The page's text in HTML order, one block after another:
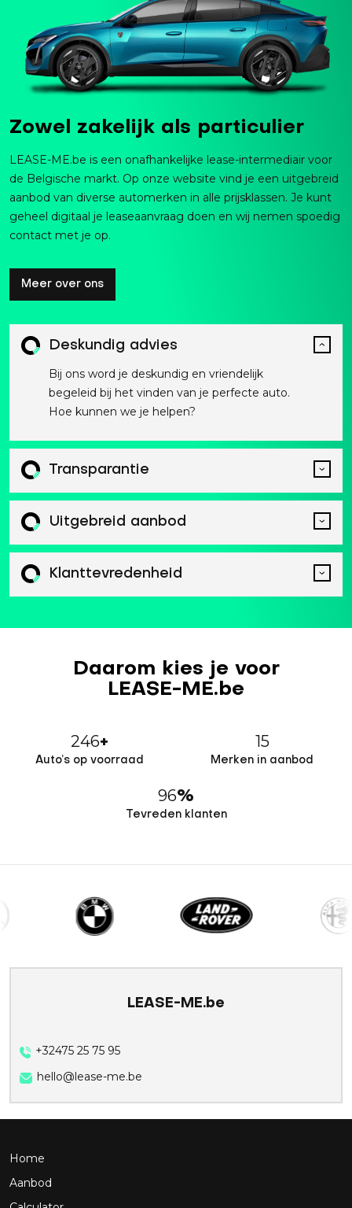
Zowel zakelijk als particulier
LEASE-ME.be is een onafhankelijke lease-intermediair voor
de Belgische markt. Op onze website vind je een uitgebreid
aanbod van diverse automerken in alle prijsklassen. Je kunt
geheel digitaal je leaseaanvraag doen en wij nemen spoedig
contact met je op.
Meer over ons
Deskundig advies
Bij ons word je deskundig en vriendelijk
begeleid bij het vinden van je perfecte auto.
Hoe kunnen we je helpen?
Transparantie
Uitgebreid aanbod
Klanttevredenheid
Daarom kies je voor
LEASE-ME.be
246+
Auto’s op voorraad
15
Merken in aanbod
96%
Tevreden klanten
LEASE-ME.be
+32475 25 75 95
hello@lease-me.be
Home
Aanbod